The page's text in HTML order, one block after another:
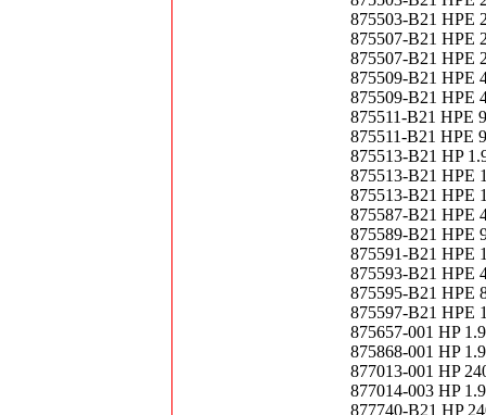
875503-B21 HPE
875507-B21 HPE
875507-B21 HPE
875509-B21 HPE
875509-B21 HPE
875511-B21 HPE
875511-B21 HPE
875513-B21 HP
875513-B21 HPE
875513-B21 HPE
875587-B21 HPE
875589-B21 HPE
875591-B21 HPE
875593-B21 HPE
875595-B21 HPE
875597-B21 HPE
875657-001 HP
875868-001 HP
877013-001 HP
877014-003 HP
877740-B21 HP